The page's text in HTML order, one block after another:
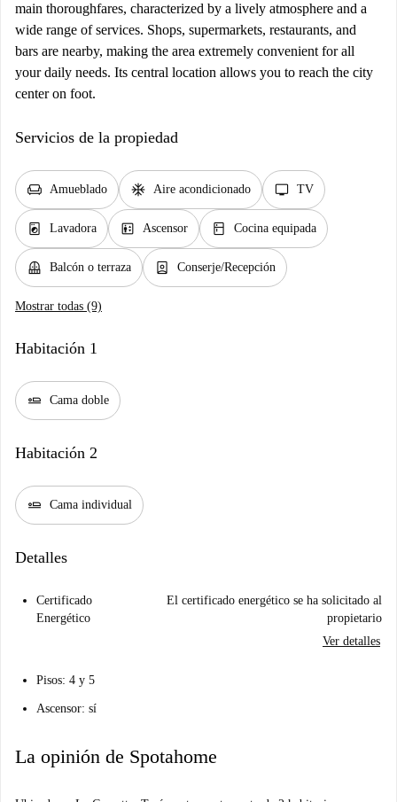
main thoroughfares, characterized by a lively atmosphere and a
wide range of services. Shops, supermarkets, restaurants, and
bars are nearby, making the area extremely convenient for all
your daily needs. Its central location allows you to reach the city
center on foot.
Servicios de la propiedad
chair Amueblado ac_unit Aire acondicionado tv TV
local_laundry_service Lavadora elevator Ascensor kitchen Cocina equipada
balcony Balcón o terraza person_book Conserje/Recepción
Mostrar todas (9)
Habitación 1
airline_seat_flat Cama doble
Habitación 2
airline_seat_flat Cama individual
Detalles
Certificado
Energético
El certificado energético se ha solicitado al
propietario
Ver detalles
Pisos: 4 y 5
Ascensor: sí
La opinión de Spotahome